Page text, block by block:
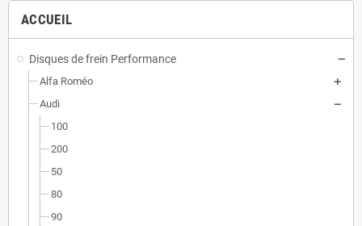
ACCUEIL
Disques de frein Performance
Alfa Roméo
Audi
100
200
50
80
90